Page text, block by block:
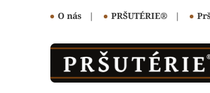
O nás | PRŠUTÉRIE® |